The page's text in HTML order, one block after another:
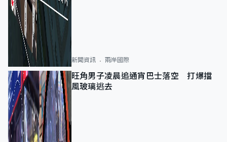
新聞資訊 兩岸國際
旺角男子凌晨追通宵巴士落空 打爆擋
風玻璃逃去